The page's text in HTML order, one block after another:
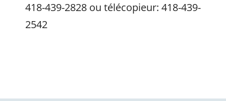
418-439-2828 ou télécopieur: 418-439-
2542